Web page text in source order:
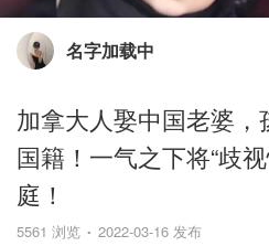
名字加载中
加拿大人娶中国老婆
国籍！一气之下将“歧
庭！
5561 浏览 2022-03-16 发布